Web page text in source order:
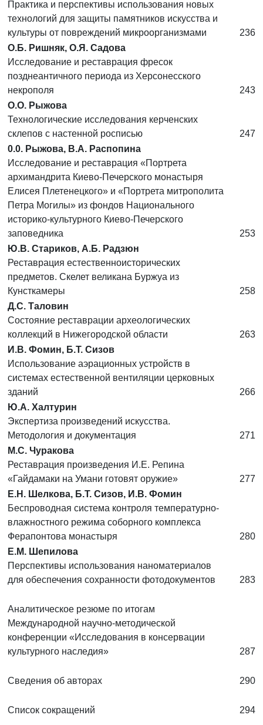
Практика и перспективы использования новых
технологий для защиты памятников искусства и
культуры от повреждений микроорганизмами
236
О.Б. Ришняк, О.Я. Садова
Исследование и реставрация фресок
позднеантичного периода из Херсонесского
некрополя
243
О.О. Рыжова
Технологические исследования керченских
склепов с настенной росписью
247
0.0. Рыжова, В.А. Распопина
Исследование и реставрация «Портрета
архимандрита Киево-Печерского монастыря
Елисея Плетенецкого» и «Портрета митрополита
Петра Могилы» из фондов Национального
историко-культурного Киево-Печерского
заповедника
253
Ю.В. Стариков, А.Б. Радзюн
Реставрация естественноисторических
предметов. Скелет великана Буржуа из
Кунсткамеры
258
Д.С. Таловин
Состояние реставрации археологических
коллекций в Нижегородской области
263
И.В. Фомин, Б.Т. Сизов
Использование аэрационных устройств в
системах естественной вентиляции церковных
зданий
266
Ю.А. Халтурин
Экспертиза произведений искусства.
Методология и документация
271
М.С. Чуракова
Реставрация произведения И.Е. Репина
«Гайдамаки на Умани готовят оружие»
277
Е.Н. Шелкова, Б.Т. Сизов, И.В. Фомин
Беспроводная система контроля температурно-
влажностного режима соборного комплекса
Ферапонтова монастыря
280
Е.М. Шепилова
Перспективы использования наноматериалов
для обеспечения сохранности фотодокументов
283
Аналитическое резюме по итогам
Международной научно-методической
конференции «Исследования в консервации
культурного наследия»
287
Сведения об авторах 290
Список сокращений 294